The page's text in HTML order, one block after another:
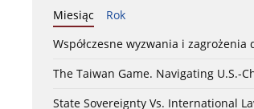
Miesiąc
Rok
Współczesne wyzwania i
The Taiwan Game. Navigating U.S.-
State Sovereignty Vs. International